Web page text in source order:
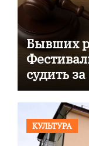
Бывших
судить
КУЛЬТУРА